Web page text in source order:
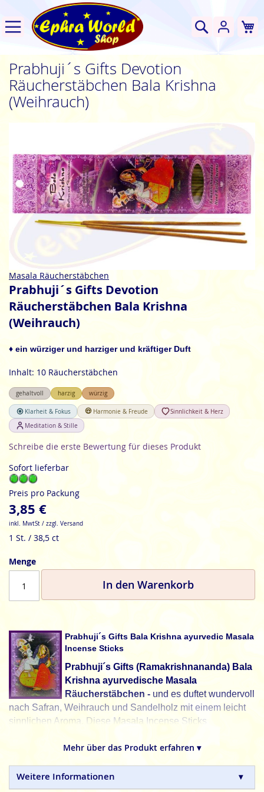
Suche
Prabhuji´s Gifts Devotion
Räucherstäbchen Bala Krishna
(Weihrauch)
Bildgalerie
springen
Zum
Anfang
Bildgalerie
springen
Masala Räucherstäbchen
Prabhuji´s Gifts Devotion
Räucherstäbchen Bala Krishna
(Weihrauch)
♦ ein würziger und harziger und kräftiger Duft
Inhalt: 10 Räucherstäbchen
gehaltvoll harzig würzig
Klarheit & Fokus Harmonie & Freude
Sinnlichkeit & Herz
Meditation & Stille
Schreibe die erste Bewertung für dieses Produkt
Sofort lieferbar
Preis pro Packung
3,85 €
inkl. MwtSt / zzgl. Versand
1 St. / 38,5 ct
Menge
In den Warenkorb
Prabhuji´s Gifts Bala Krishna ayurvedic Masala
Incense Sticks
Prabhuji´s Gifts (Ramakrishnananda) Bala
Krishna ayurvedische Masala
Räucherstäbchen - und es duftet wundervoll
nach Safran, Weihrauch und Sandelholz mit einem leicht
sinnlichen Aroma. Diese Masala Incense Sticks
der eine spirituelle Atmosphäre schafft.
Bala Krishna, "The Divine Child - Das göttliche Kind". In
dieser Form wird er von seinen Anhängern wie ein Sohn
Mehr über das Produkt erfahren ▾
Weitere Informationen